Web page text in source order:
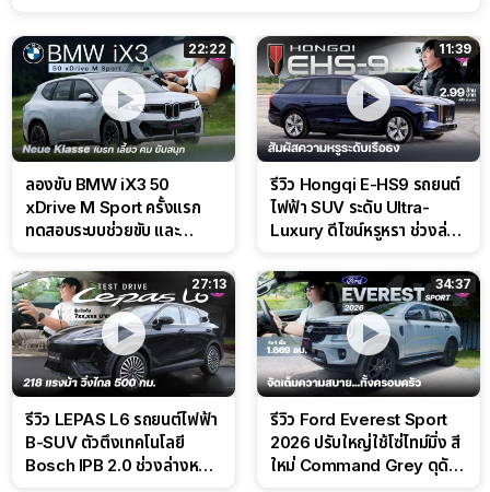
22:22
ลองขับ BMW iX3 50
xDrive M Sport ครั้งแรก
ทดสอบระบบช่วยขับ และ
สนาม
11:39
รีวิว Hongqi E-HS9 รถยนต์
ไฟฟ้า SUV ระดับ Ultra-
Luxury ดีไซน์หรูหรา ช่วงล่าง
27:13
รีวิว LEPAS L6 รถยนต์ไฟฟ้า
B-SUV ตัวตึงเทคโนโลยี
Bosch IPB 2.0 ช่วงล่างหนึบ
34:37
รีวิว Ford Everest Sport
2026 ปรับใหญ่ใช้โซ่ไทม์มิ่ง สี
ใหม่ Command Grey ดุดัน